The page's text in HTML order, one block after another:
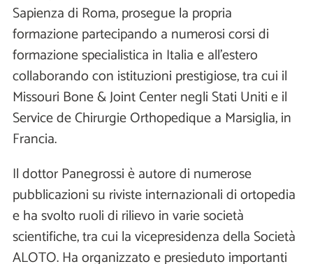
Sapienza di Roma, prosegue la propria
formazione partecipando a numerosi corsi di
formazione specialistica in Italia e all'estero
collaborando con istituzioni prestigiose, tra cui il
Missouri Bone & Joint Center negli Stati Uniti e il
Service de Chirurgie Orthopedique a Marsiglia, in
Francia.
Il dottor Panegrossi è autore di numerose
pubblicazioni su riviste internazionali di ortopedia
e ha svolto ruoli di rilievo in varie società
scientifiche, tra cui la vicepresidenza della Società
ALOTO. Ha organizzato e presieduto importanti